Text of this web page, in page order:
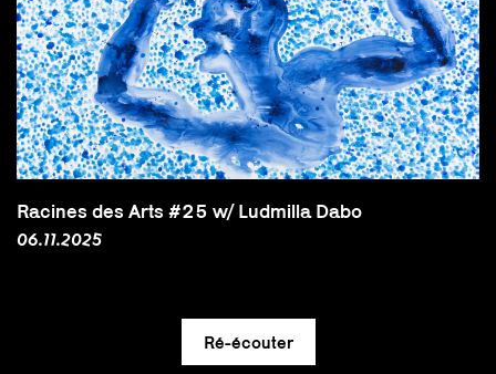
Racines des Arts #25 w/ Ludmilla Dabo
06.11.2025